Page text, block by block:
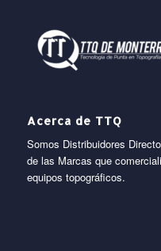
Acerca de TTQ
Somos Distribuidores
de las Marcas que
equipos topográficos.